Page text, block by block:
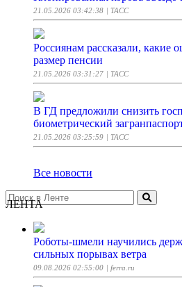
21.05.2026 03:42:38 | ТАСС
Россиянам рассказали, какие
размер пенсии
21.05.2026 03:31:27 | ТАСС
В ГД предложили снизить
биометрический
21.05.2026 03:25:59 | ТАСС
Все новости
ЛЕНТА
Роботы-шмели научились
сильных порывах ветра
09.08.2026 02:55:00 | ferra.ru